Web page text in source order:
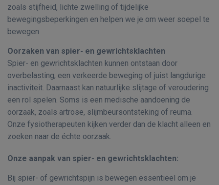
zoals stijfheid, lichte zwelling of tijdelijke
bewegingsbeperkingen en helpen we je om weer soepel te
bewegen
Oorzaken van spier- en gewrichtsklachten
Spier- en gewrichtsklachten kunnen ontstaan door
overbelasting, een verkeerde beweging of juist langdurige
inactiviteit. Daarnaast kan natuurlijke slijtage of veroudering
een rol spelen. Soms is een medische aandoening de
oorzaak, zoals artrose, slijmbeursontsteking of reuma.
Onze fysiotherapeuten kijken verder dan de klacht alleen en
zoeken naar de échte oorzaak.
Onze aanpak van spier- en gewrichtsklachten:
Bij spier- of gewrichtspijn is bewegen essentieel om je